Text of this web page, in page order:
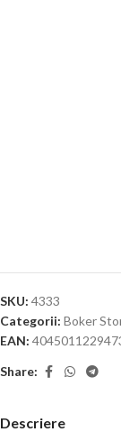
SKU: 4333
Categorii: Boker
EAN:
Share:
Descriere